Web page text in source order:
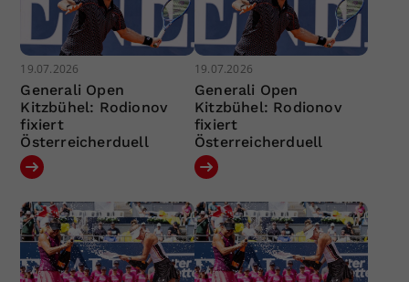
19.07.2026
Generali Open
Kitzbühel: Rodionov
fixiert
Österreicherduell
19.07.2026
Generali Open
Kitzbühel: Rodionov
fixiert
Österreicherduell